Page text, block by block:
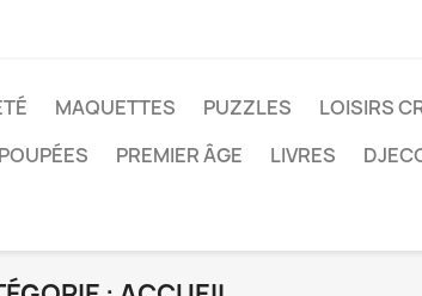
MAQUETTES PUZZLES LOISIRS
PREMIER ÂGE LIVRES